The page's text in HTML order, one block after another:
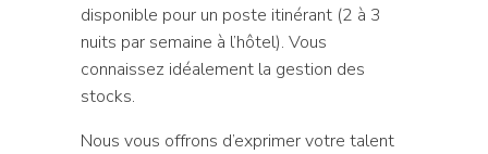
disponible pour un poste itinérant (2 à 3
nuits par semaine à l’hôtel). Vous
connaissez idéalement la gestion des
stocks.
Nous vous offrons d’exprimer votre talent